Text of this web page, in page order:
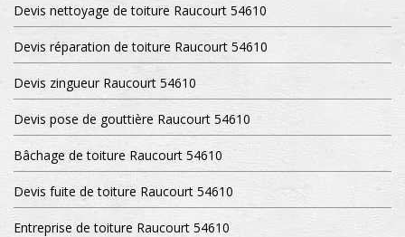
Devis nettoyage de toiture Raucourt 54610
Devis réparation de toiture Raucourt 54610
Devis zingueur Raucourt 54610
Devis pose de gouttière Raucourt 54610
Bâchage de toiture Raucourt 54610
Devis fuite de toiture Raucourt 54610
Entreprise de toiture Raucourt 54610